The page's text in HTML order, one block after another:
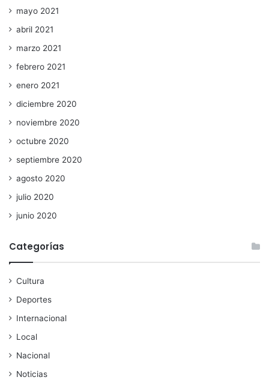
mayo 2021
abril 2021
marzo 2021
febrero 2021
enero 2021
diciembre 2020
noviembre 2020
octubre 2020
septiembre 2020
agosto 2020
julio 2020
junio 2020
Categorías
Cultura
Deportes
Internacional
Local
Nacional
Noticias